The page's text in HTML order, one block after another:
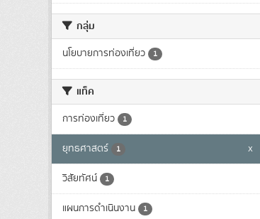
กลุ่ม
นโยบายการท่องเที่ยว 1
แท็ค
การท่องเที่ยว 1
ยุทธศาสตร์ 1 x
วิสัยทัศน์ 1
แผนการดำเนินงาน 1